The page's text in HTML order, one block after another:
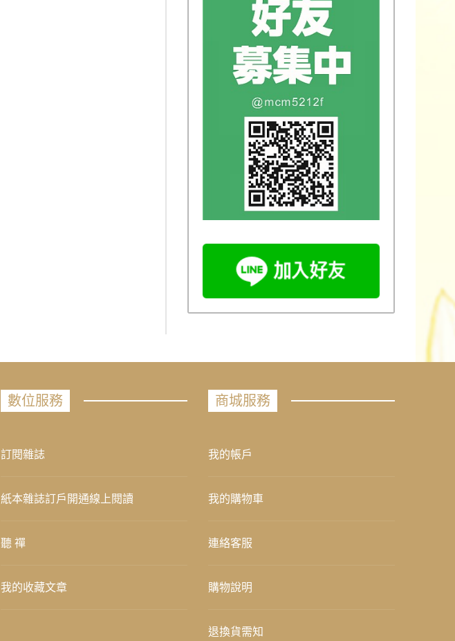
數位服務
訂閱雜誌
紙本雜誌訂戶開通線上閱讀
聽 禪
我的收藏文章
商城服務
我的帳戶
我的購物車
連絡客服
購物說明
退換貨需知